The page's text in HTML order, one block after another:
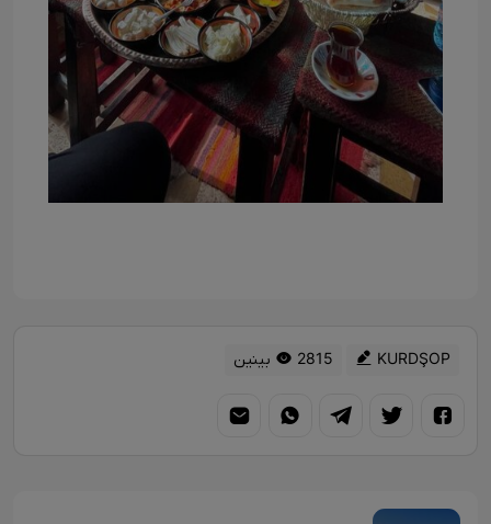
KURDŞOP 2815 بینین